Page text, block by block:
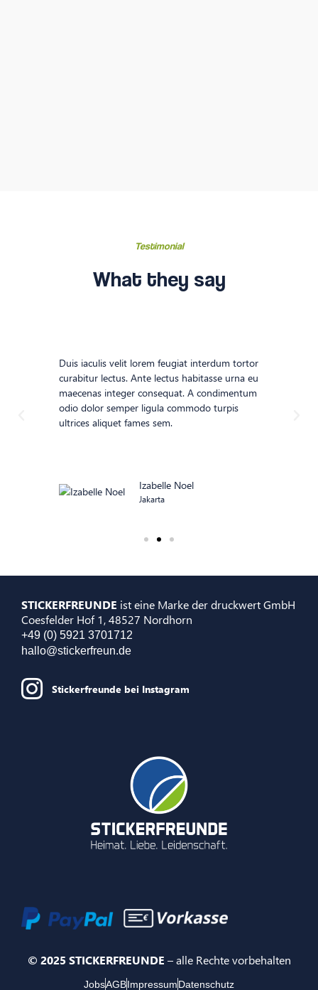
Testimonial
What they say
Duis iaculis velit lorem feugiat interdum tortor
curabitur lectus. Ante lectus habitasse urna eu
maecenas integer consequat. A condimentum
odio dolor semper ligula commodo turpis
ultrices aliquet fames sem.
Izabelle Noel
Jakarta
© 2025 STICKERFREUNDE – alle Rechte vorbehalten
JobsAGBImpressumDatenschutz
STICKERFREUNDE ist eine Marke der druckwert GmbH
Coesfelder Hof 1, 48527 Nordhorn
+49 (0) 5921 3701712
hallo@stickerfreun.de
Stickerfreunde bei Instagram